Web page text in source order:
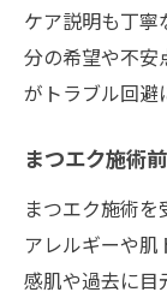
ケア説明も丁寧
分の希望や不安
がトラブル回避
まつエク施術
まつエク施術を
アレルギーや肌
感肌や過去に目